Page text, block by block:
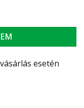
6/4" mennyiség
esetén